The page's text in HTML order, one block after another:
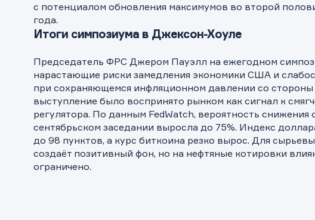
с потенциалом обновления максимумов во второй
года.
Итоги симпозиума в Джексон-Хоуле
Председатель ФРС Джером Пауэлл на ежегодном
нарастающие риски замедления экономики США и
при сохраняющемся инфляционном давлении со
выступление было воспринято рынком как сигнал к
регулятора. По данным FedWatch, вероятность снижения
сентябрьском заседании выросла до 75%. Индекс
до 98 пунктов, а курс биткоина резко вырос. Для
создаёт позитивный фон, но на нефтяные котировки
ограничено.